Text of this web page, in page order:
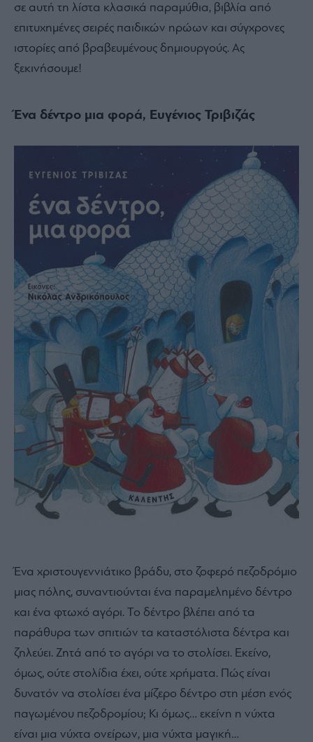
σε αυτή τη λίστα κλασικά παραμύθια, βιβλία από
επιτυχημένες σειρές παιδικών ηρώων και σύγχρονες
ιστορίες από βραβευμένους δημιουργούς. Ας
ξεκινήσουμε!
Ένα δέντρο μια φορά, Ευγένιος Τριβιζάς
Ένα χριστουγεννιάτικο βράδυ, στο ζοφερό πεζοδρόµιο
µιας πόλης, συναντιούνται ένα παραµεληµένο δέντρο
και ένα φτωχό αγόρι. Το δέντρο βλέπει από τα
παράθυρα των σπιτιών τα καταστόλιστα δέντρα και
ζηλεύει. Ζητά από το αγόρι να το στολίσει. Εκείνο,
όµως, ούτε στολίδια έχει, ούτε χρήµατα. Πώς είναι
δυνατόν να στολίσει ένα µίζερο δέντρο στη µέση ενός
παγωµένου πεζοδροµίου; Κι όµως… εκείνη η νύχτα
είναι µια νύχτα ονείρων, µια νύχτα µαγική…